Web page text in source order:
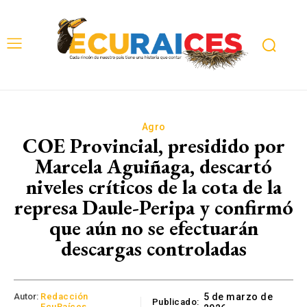
Agro
COE Provincial, presidido por
Marcela Aguiñaga, descartó
niveles críticos de la cota de la
represa Daule-Peripa y confirmó
que aún no se efectuarán
descargas controladas
Autor: Redacción
Publicado: 5 de marzo de